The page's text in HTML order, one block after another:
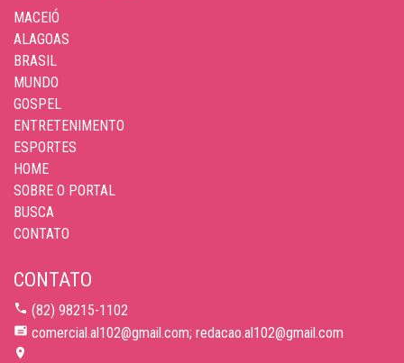
MACEIÓ
ALAGOAS
BRASIL
MUNDO
GOSPEL
ENTRETENIMENTO
ESPORTES
HOME
SOBRE O PORTAL
BUSCA
CONTATO
CONTATO
(82) 98215-1102
comercial.al102@gmail.com; redacao.al102@gmail.com